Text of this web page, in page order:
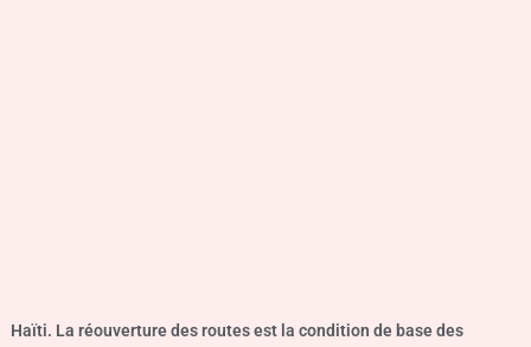
Haïti. La réouverture des routes est la condition de base des